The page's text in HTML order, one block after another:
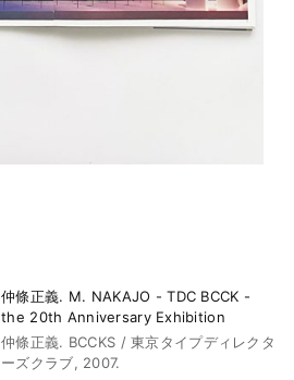
仲條正義. M. NAKAJO - TDC BCCK -
the 20th Anniversary Exhibition
仲條正義. BCCKS / 東京タイプディレクタ
ーズクラブ, 2007.